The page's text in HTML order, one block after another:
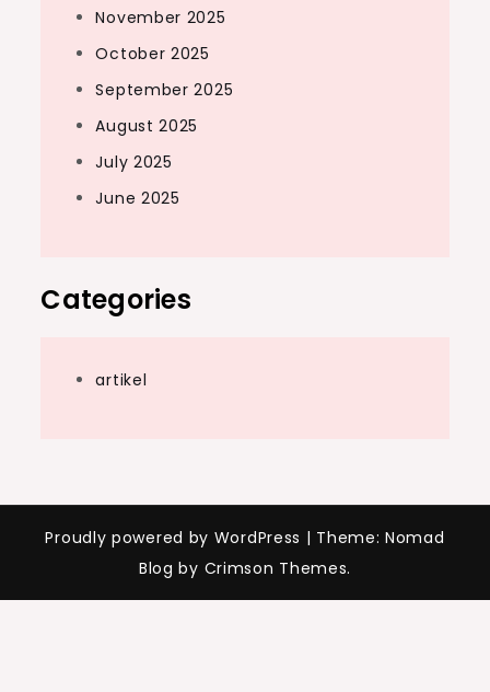
November 2025
October 2025
September 2025
August 2025
July 2025
June 2025
Categories
artikel
Proudly powered by WordPress | Theme: Nomad
Blog by Crimson Themes.